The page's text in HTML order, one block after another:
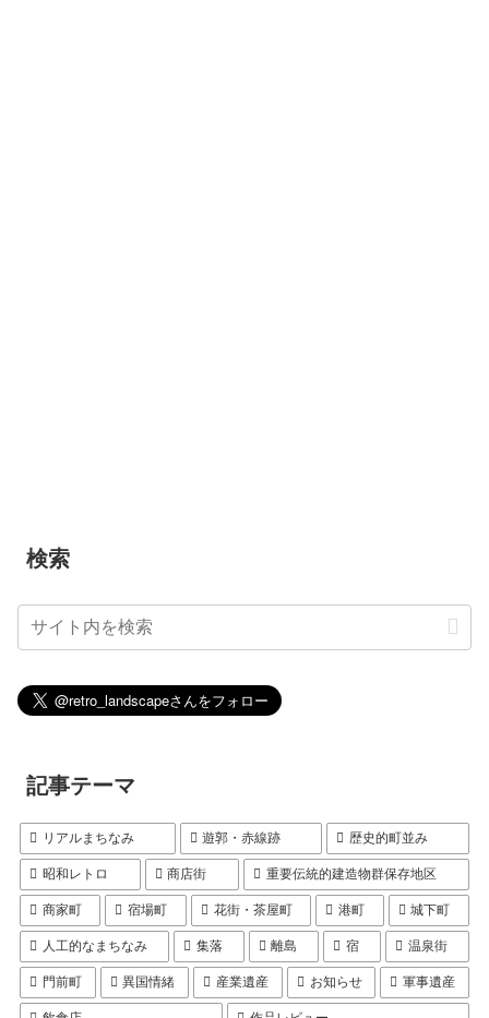
検索
記事テーマ
リアルまちなみ 遊郭・赤線跡 歴史的町並み
昭和レトロ 商店街 重要伝統的建造物群保存地区
商家町 宿場町 花街・茶屋町 港町 城下町
人工的なまちなみ 集落 離島 宿 温泉街
門前町 異国情緒 産業遺産 お知らせ 軍事遺産